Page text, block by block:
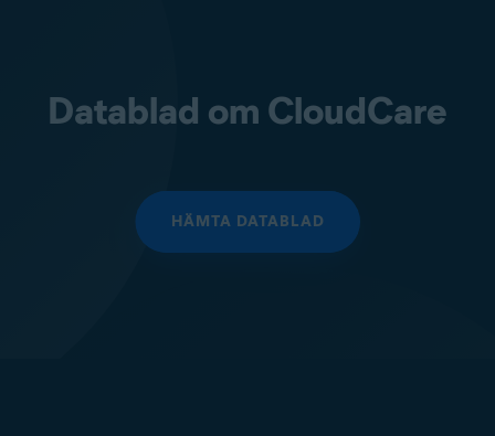
Datablad om CloudCare
HÄMTA DATABLAD